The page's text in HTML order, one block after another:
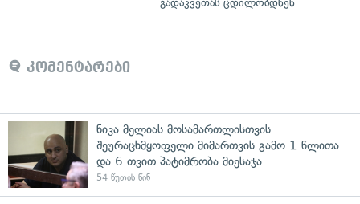
გადაკვეთას ცდილობდნენ
კომენტარები
ნიკა მელიას მოსამართლისთვის
შეურაცხმყოფელი მიმართვის გამო 1 წლითა
და 6 თვით პატიმრობა მიესაჯა
54 წუთის წინ